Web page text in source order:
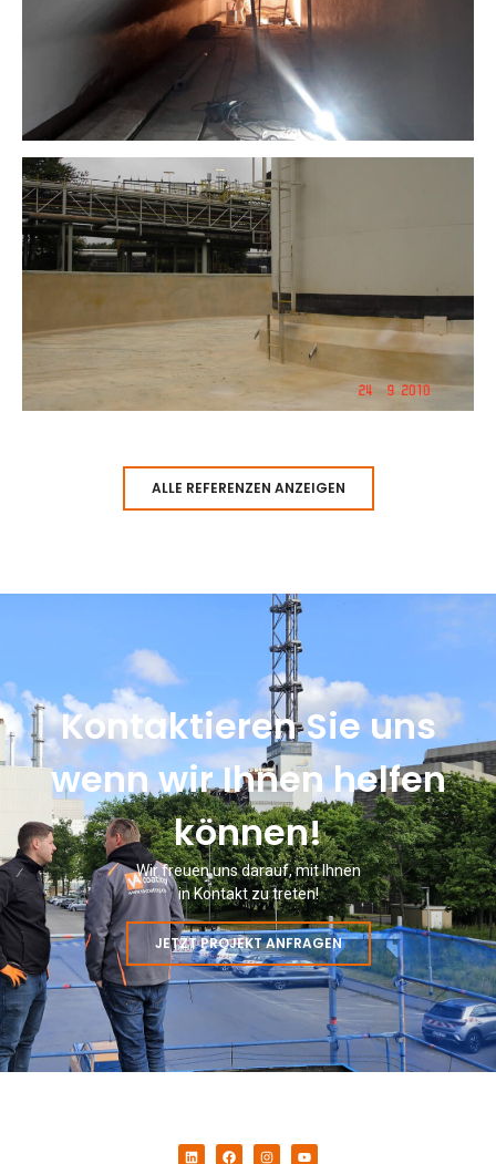
ALLE REFERENZEN ANZEIGEN
Kontaktieren Sie uns
wenn wir Ihnen helfen
können!
Wir freuen uns darauf, mit Ihnen
in Kontakt zu treten!
JETZT PROJEKT ANFRAGEN